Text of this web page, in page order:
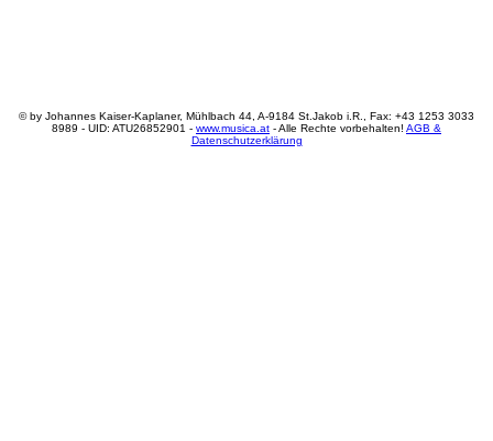
© by Johannes Kaiser-Kaplaner, Mühlbach 44, A-9184 St.Jakob i.R., Fax: +43 1253 3033
8989 - UID: ATU26852901 - www.musica.at - Alle Rechte vorbehalten! AGB &
Datenschutzerklärung